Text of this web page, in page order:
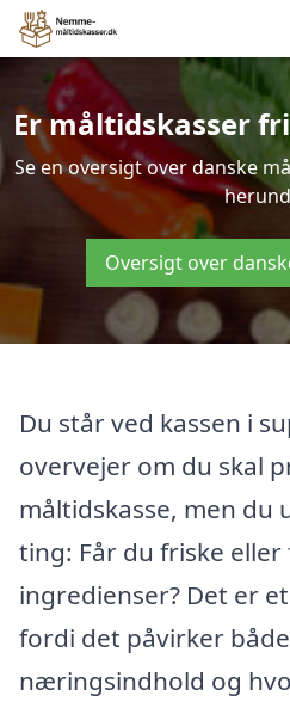
Er måltidskasser
Se en oversigt over danske
Oversigt over
Du står ved kassen i
overvejer om du skal
måltidskasse, men du
ting: Får du friske eller
ingredienser? Det er
fordi det påvirker
næringsindhold og